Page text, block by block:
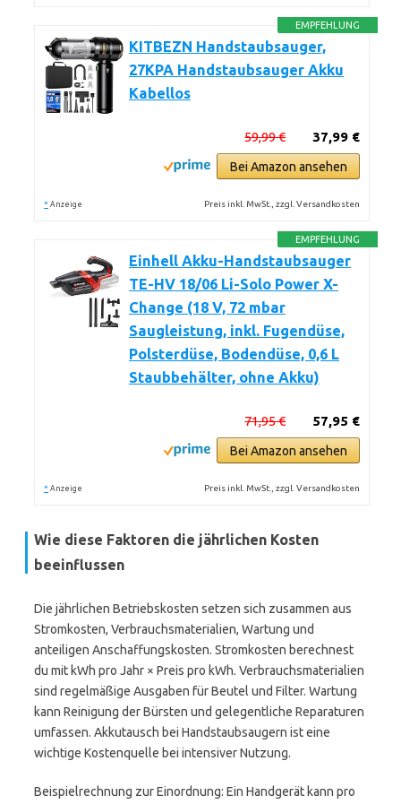
EMPFEHLUNG
KITBEZN Handstaubsauger,
27KPA Handstaubsauger Akku
Kabellos
37,99 €
59,99 €
Bei Amazon ansehen
* Anzeige Preis inkl. MwSt., zzgl. Versandkosten
EMPFEHLUNG
Einhell Akku-Handstaubsauger
TE-HV 18/06 Li-Solo Power X-
Change (18 V, 72 mbar
Saugleistung, inkl. Fugendüse,
Polsterdüse, Bodendüse, 0,6 L
Staubbehälter, ohne Akku)
57,95 €
71,95 €
Bei Amazon ansehen
* Anzeige Preis inkl. MwSt., zzgl. Versandkosten
Wie diese Faktoren die jährlichen Kosten
beeinflussen
Die jährlichen Betriebskosten setzen sich zusammen aus
Stromkosten, Verbrauchsmaterialien, Wartung und
anteiligen Anschaffungskosten. Stromkosten berechnest
du mit kWh pro Jahr × Preis pro kWh. Verbrauchsmaterialien
sind regelmäßige Ausgaben für Beutel und Filter. Wartung
kann Reinigung der Bürsten und gelegentliche Reparaturen
umfassen. Akkutausch bei Handstaubsaugern ist eine
wichtige Kostenquelle bei intensiver Nutzung.
Beispielrechnung zur Einordnung: Ein Handgerät kann pro